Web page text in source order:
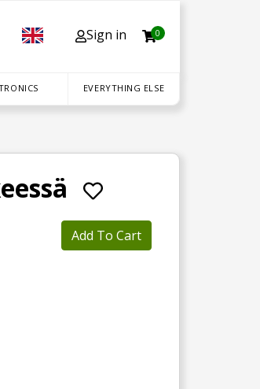
Sign in 0
EVERYTHING ELSE
Add To Cart